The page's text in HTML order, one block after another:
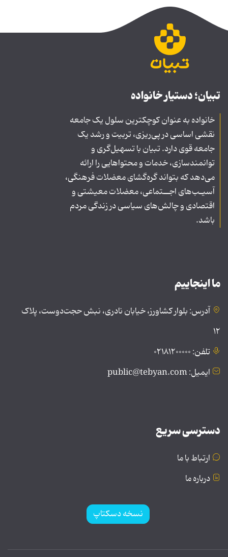
تبیان؛ دستیار خانواده
خانواده به عنوان کوچکترین سلول یک جامعه
نقشی اساسی در پی‌ریزی، تربیت و رشد یک
جامعه قوی دارد. تبیان با تسهیل‌گری و
توانمندسازی، خدمات و محتواهایی را ارائه
می‌دهد که بتواند گره‌گشای معضلات فرهنگی،
آسیـب‌های اجــتماعی، معضلات معیشتی و
اقتصادی و چالش‌های سیاسی در زندگی مردم
باشد.
ما اینجاییم
آدرس: بلوار کشاورز، خیابان نادری، نبش حجت‌دوست، پلاک
۱۲
تلفن: ۰۲۱۸۱۲۰۰۰۰۰
ایمیل: public@tebyan.com
دسترسی سریع
ارتباط با ما
درباره ما
نسخه دسکتاپ